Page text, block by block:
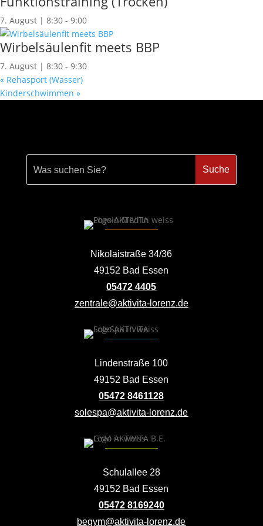
7. August | 8:30 - 9:00
Wirbelsäulenfit meets BBP
7. August | 8:30 - 9:30
« Rehasport (Wasser)
Kinderschwimmen »
Nikolaistraße 34/36
49152 Bad Essen
05472 4405
zentrale@aktivita-lorenz.de
Lindenstraße 100
49152 Bad Essen
05472 8461128
solespa@aktivita-lorenz.de
Schulallee 28
49152 Bad Essen
05472 8169240
begym@aktivita-lorenz.de